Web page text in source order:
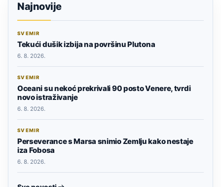
Najnovije
SVEMIR
Tekući dušik izbija na površinu Plutona
6. 8. 2026.
SVEMIR
Oceani su nekoć prekrivali 90 posto Venere, tvrdi
novo istraživanje
6. 8. 2026.
SVEMIR
Perseverance s Marsa snimio Zemlju kako nestaje
iza Fobosa
6. 8. 2026.